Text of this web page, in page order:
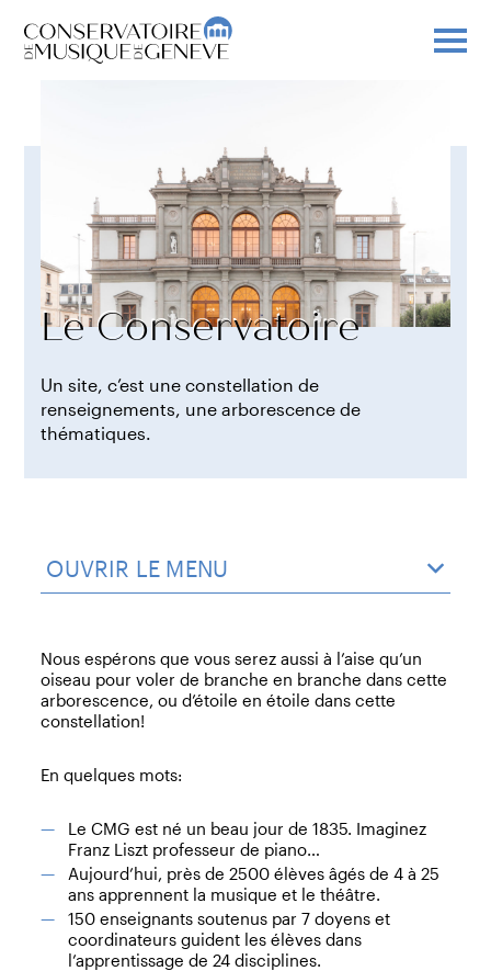
Le Conservatoire
Un site, c’est une constellation de
renseignements, une arborescence de
thématiques.
OUVRIR LE MENU
Nous espérons que vous serez aussi à l’aise qu’un
oiseau pour voler de branche en branche dans cette
arborescence, ou d’étoile en étoile dans cette
constellation!
En quelques mots:
Le CMG est né un beau jour de 1835. Imaginez
Franz Liszt professeur de piano…
Aujourd’hui, près de 2500 élèves âgés de 4 à 25
ans apprennent la musique et le théâtre.
150 enseignants soutenus par 7 doyens et
coordinateurs guident les élèves dans
l’apprentissage de 24 disciplines.